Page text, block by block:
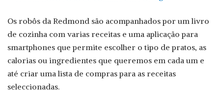
Os robôs da Redmond são acompanhados por um livro
de cozinha com varias receitas e uma aplicação para
smartphones que permite escolher o tipo de pratos, as
calorias ou ingredientes que queremos em cada um e
até criar uma lista de compras para as receitas
seleccionadas.